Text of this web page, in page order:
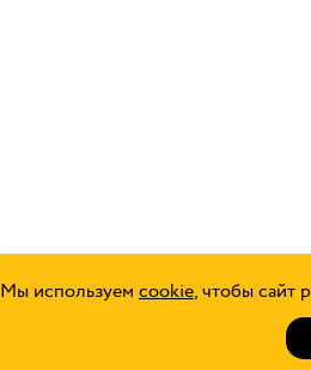
Мы используем cookie, чтобы сайт